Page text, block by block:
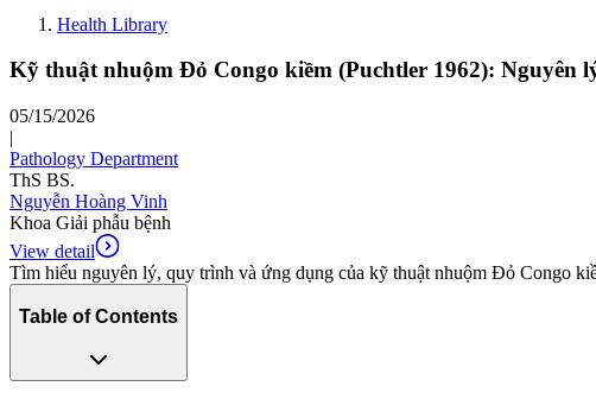
Health Library
Kỹ thuật nhuộm Đỏ Congo kiềm (Puchtler 1962): Nguyên
05/15/2026
|
Pathology Department
ThS BS.
Nguyễn Hoàng Vinh
Khoa Giải phẫu bệnh
View detail
Tìm hiểu nguyên lý, quy trình và ứng dụng của kỹ thuật nhuộm Đỏ Congo
Table of Contents